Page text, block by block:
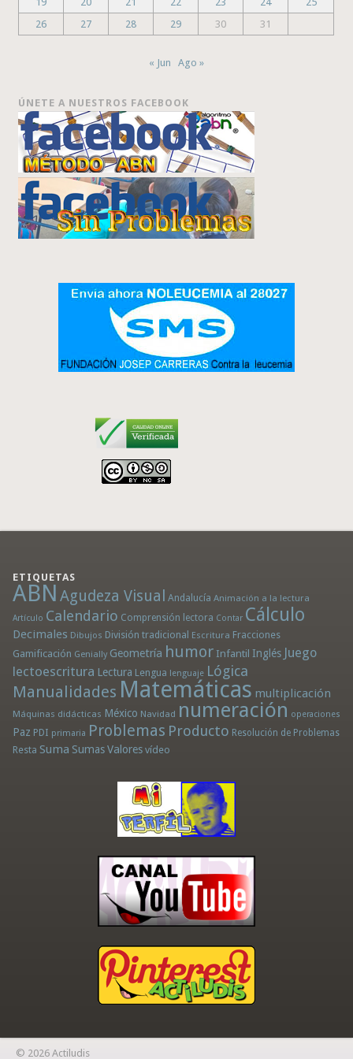
26
27 28 29 30 31
« Jun Ago »
ÚNETE A NUESTROS FACEBOOK
ETIQUETAS
ABN Agudeza Visual Andalucía Animación a la lectura
Artículo Calendario Comprensión lectora Contar Cálculo
Decimales Dibujos División tradicional Escritura Fracciones
Gamificación Genially Geometría humor Infantil Inglés Juego
lectoescritura Lectura Lengua lenguaje Lógica
Manualidades Matemáticas multiplicación
Máquinas didácticas México Navidad numeración operaciones
Paz PDI primaria Problemas Producto Resolución de Problemas
Resta Suma Sumas Valores vídeo
© 2026 Actiludis